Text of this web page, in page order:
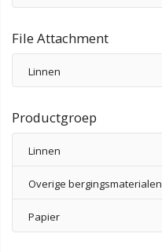
File Attachment
Linnen
Productgroep
Linnen
Overige bergingsmaterialen
Papier